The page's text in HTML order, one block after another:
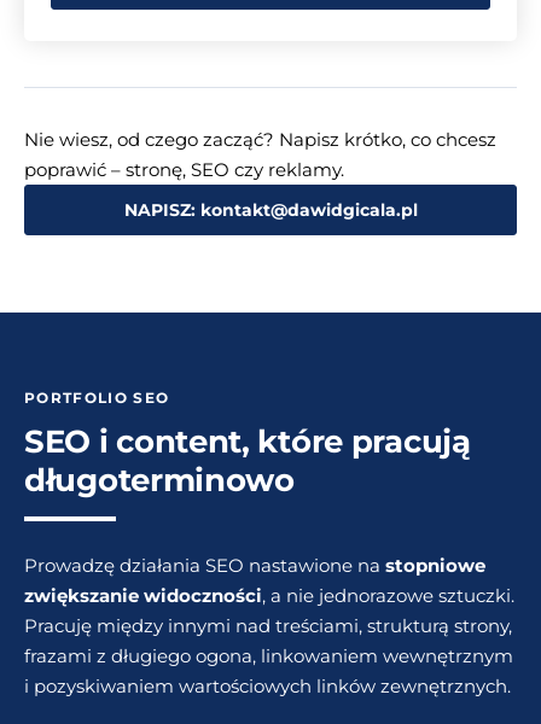
Nie wiesz, od czego zacząć? Napisz krótko, co chcesz
poprawić – stronę, SEO czy reklamy.
NAPISZ: kontakt@dawidgicala.pl
PORTFOLIO SEO
SEO i content, które pracują
długoterminowo
Prowadzę działania SEO nastawione na stopniowe
zwiększanie widoczności, a nie jednorazowe sztuczki.
Pracuję między innymi nad treściami, strukturą strony,
frazami z długiego ogona, linkowaniem wewnętrznym
i pozyskiwaniem wartościowych linków zewnętrznych.